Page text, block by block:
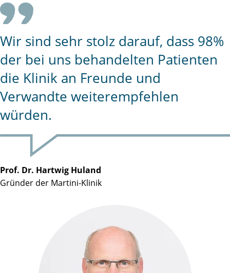
Wir sind sehr stolz darauf, dass 98%
der bei uns behandelten Patienten
die Klinik an Freunde und
Verwandte weiterempfehlen
würden.
Prof. Dr. Hartwig Huland
Gründer der Martini-Klinik